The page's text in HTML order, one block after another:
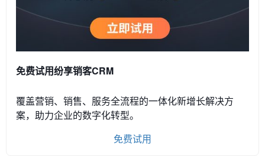
免费试用纷享销客CRM
覆盖营销、销售、服务全流程的一体化新增长解决方
案，助力企业的数字化转型。
免费试用